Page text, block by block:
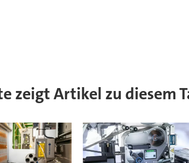
zeigt Artikel zu diesem